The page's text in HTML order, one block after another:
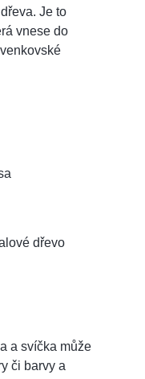
Je to
vnese do
dřevo
a svíčka může
či barvy a